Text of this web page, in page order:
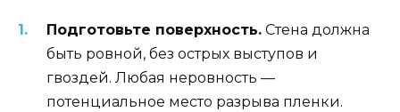
Подготовьте поверхность. Стена должна
быть ровной, без острых выступов и
гвоздей. Любая неровность —
потенциальное место разрыва пленки.